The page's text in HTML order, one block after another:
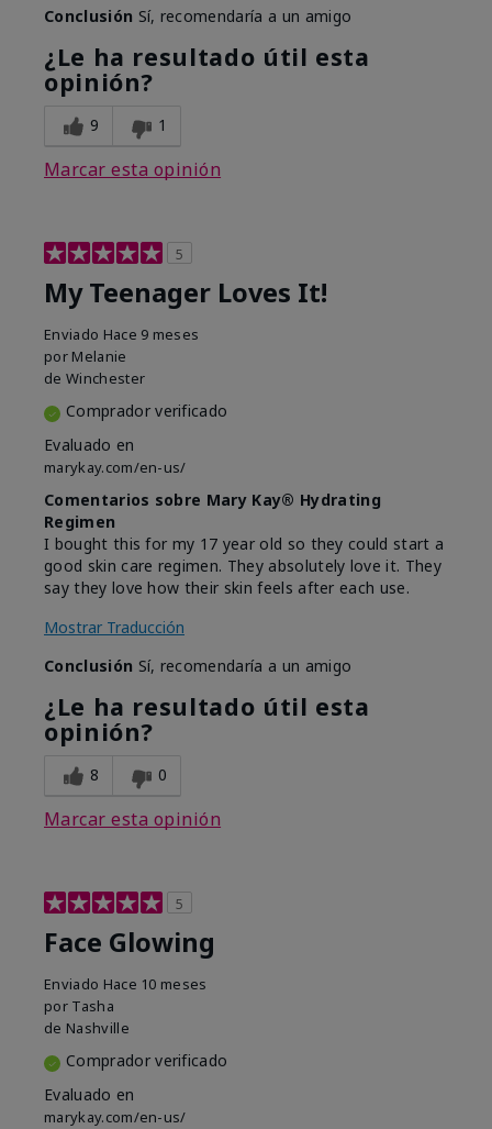
Conclusión Sí, recomendaría a un amigo
¿Le ha resultado útil esta
opinión?
9 1
Marcar esta opinión
5
My Teenager Loves It!
Enviado Hace 9 meses
por Melanie
de Winchester
Comprador verificado
Evaluado en
marykay.com/en-us/
Comentarios sobre Mary Kay® Hydrating
Regimen
I bought this for my 17 year old so they could start a
good skin care regimen. They absolutely love it. They
say they love how their skin feels after each use.
Mostrar Traducción
Conclusión Sí, recomendaría a un amigo
¿Le ha resultado útil esta
opinión?
8 0
Marcar esta opinión
5
Face Glowing
Enviado Hace 10 meses
por Tasha
de Nashville
Comprador verificado
Evaluado en
marykay.com/en-us/